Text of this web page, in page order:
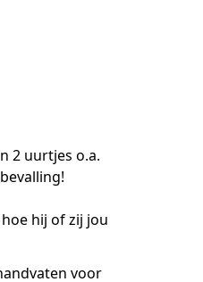
2 uurtjes o.a.
hij of zij jou
voor